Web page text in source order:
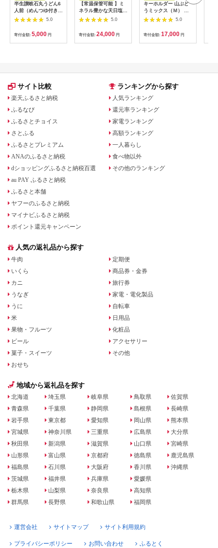
半生讃岐石丸うどん6
人前（めんつゆ付き）
麺300g×2袋
5.0
寄付金額: 5,000 円
【常温保管可能 】ミ
ネラル豊かな天日塩だ
けで漬けた無添加梅干
し2kg 梅ボーイズ｜
B201_EP6024
5.0
寄付金額: 24,000 円
キーホルダー 山ぶど
うミックス（Ｍ） 山
形県鶴岡市 アトリエ
かおる | 山葡萄 雑貨
キーホルダー ギフト
贈り物 お取り寄せ 返
礼品
5.0
寄付金額: 17,000 円
サイト比較
楽天ふるさと納税
ふるなび
ふるさとチョイス
さとふる
ふるさとプレミアム
ANAのふるさと納税
dショッピングふるさと納税百選
au PAY ふるさと納税
ふるさと本舗
ヤフーのふるさと納税
マイナビふるさと納税
ポイント還元キャンペーン
ランキングから探す
人気ランキング
還元率ランキング
家電ランキング
高額ランキング
一人暮らし
食べ物以外
その他のランキング
人気の返礼品から探す
牛肉
いくら
カニ
うなぎ
うに
米
果物・フルーツ
ビール
菓子・スイーツ
おせち
定期便
商品券・金券
旅行券
家電・電化製品
自転車
日用品
化粧品
アクセサリー
その他
地域から返礼品を探す
北海道
青森県
岩手県
宮城県
秋田県
山形県
福島県
茨城県
栃木県
群馬県
埼玉県
千葉県
東京都
神奈川県
新潟県
富山県
石川県
福井県
山梨県
長野県
岐阜県
静岡県
愛知県
三重県
滋賀県
京都府
大阪府
兵庫県
奈良県
和歌山県
鳥取県
島根県
岡山県
広島県
山口県
徳島県
香川県
愛媛県
高知県
福岡県
佐賀県
長崎県
熊本県
大分県
宮崎県
鹿児島県
沖縄県
運営会社 サイトマップ サイト利用規約
プライバシーポリシー お問い合わせ ふるとく